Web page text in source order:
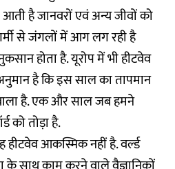
है जानवरों एवं अन्य जीवों को
से जंगलों में आग लग रही है
होता है. यूरोप में भी हीटवेव
है कि इस साल का तापमान
है. एक और साल जब हमने
को तोड़ा है.
हीटवेव आकस्मिक नहीं है. वर्ल्ड